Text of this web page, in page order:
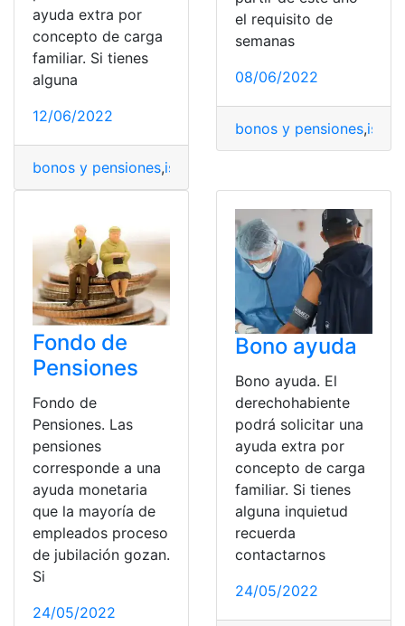
ayuda extra por
concepto de carga
familiar. Si tienes
alguna
12/06/2022
bonos y pensiones,istema Único de Pensiones
el requisito de
semanas
08/06/2022
bonos y pensiones,
Fondo de
Pensiones
Fondo de
Pensiones. Las
pensiones
corresponde a una
ayuda monetaria
que la mayoría de
empleados proceso
de jubilación gozan.
Si
24/05/2022
Bono ayuda
Bono ayuda. El
derechohabiente
podrá solicitar una
ayuda extra por
concepto de carga
familiar. Si tienes
alguna inquietud
recuerda
contactarnos
24/05/2022